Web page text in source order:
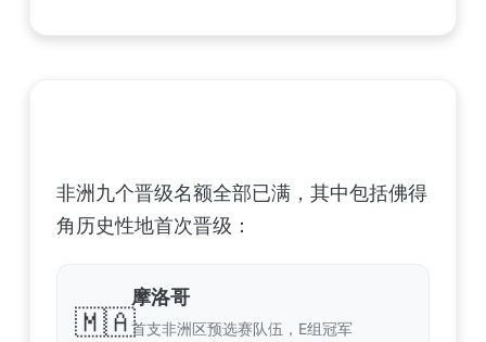
非洲九个晋级名额全部已满，其中包括佛得
角历史性地首次晋级：
🇲🇦
摩洛哥
首支非洲区预选赛队伍，E组冠军